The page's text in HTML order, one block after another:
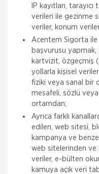
IP kayıtları,
verileri ile gezinme
veriler, konum
Acentem Sigorta ile
başvurusu
kartvizit, özgeçmiş
yollarla kişisel
fiziki veya sanal bir
mesafeli, sözlü
ortamdan;
Ayrıca farklı
edilen, web sitesi,
kampanya ve
web sitelerinden ve
veriler, e-bülten
kamuya açık veri